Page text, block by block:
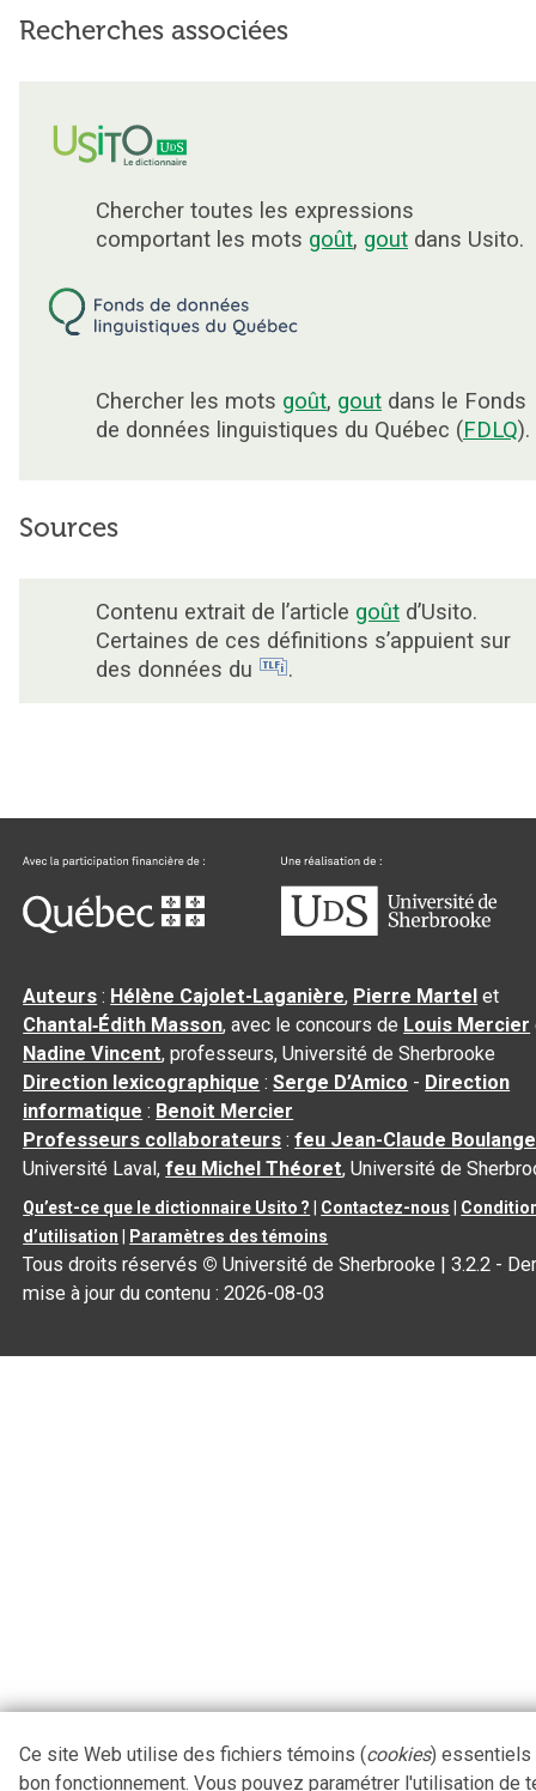
Recherches associées
Chercher toutes les expressions
comportant les mots goût, gout dans Usito.
Chercher les mots goût, gout dans le Fonds
de données linguistiques du Québec (FDLQ).
Sources
Contenu extrait de l’article goût d’Usito.
Certaines de ces définitions s’appuient sur
des données du
.
Auteurs : Hélène Cajolet-Laganière, Pierre Martel et
Chantal‑Édith Masson, avec le concours de Louis Mercier
Nadine Vincent, professeurs, Université de Sherbrooke
Direction lexicographique :Serge D’Amico - Direction
informatique : Benoit Mercier
Professeurs collaborateurs :feu Jean-Claude
Université Laval,feu Michel Théoret, Université de
Qu’est-ce que le dictionnaire Usito ? Contactez-nous
d’utilisation
Paramètres des témoins
Tous droits réservés © Université de Sherbrooke |3.2.2 -
mise à jour du contenu :2026-08-03
Ce site Web utilise des fichiers témoins (cookies) essentiels
bon fonctionnement. Vous pouvez paramétrer l'utilisation de